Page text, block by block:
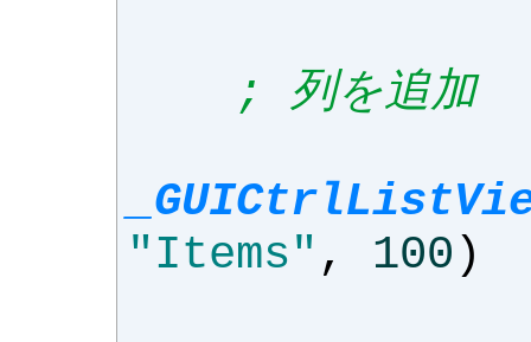
; 列を追加
"Items" , 100 )